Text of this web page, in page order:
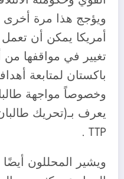
ويؤجج هذا مرة أخرى
أمريكا يمكن أن
تغيير في مواقفها
باكستان لمتابعة
وخصوصاً مواجهة
يعرف بـ(تحريك
TTP .
ويشير المحللون